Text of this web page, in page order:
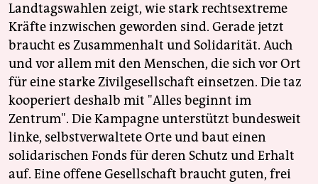
Landtagswahlen zeigt, wie stark rechtsextreme
Kräfte inzwischen geworden sind. Gerade jetzt
braucht es Zusammenhalt und Solidarität. Auch
und vor allem mit den Menschen, die sich vor Ort
für eine starke Zivilgesellschaft einsetzen. Die taz
kooperiert deshalb mit "Alles beginnt im
Zentrum". Die Kampagne unterstützt bundesweit
linke, selbstverwaltete Orte und baut einen
solidarischen Fonds für deren Schutz und Erhalt
auf. Eine offene Gesellschaft braucht guten, frei